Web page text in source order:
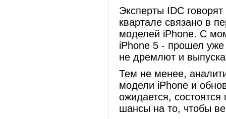
Эксперты IDC
квартале связано в
моделей iPhone. С
iPhone 5 - прошел уже
не дремлют и
Тем не менее,
модели iPhone и
ожидается,
шансы на то, чтобы